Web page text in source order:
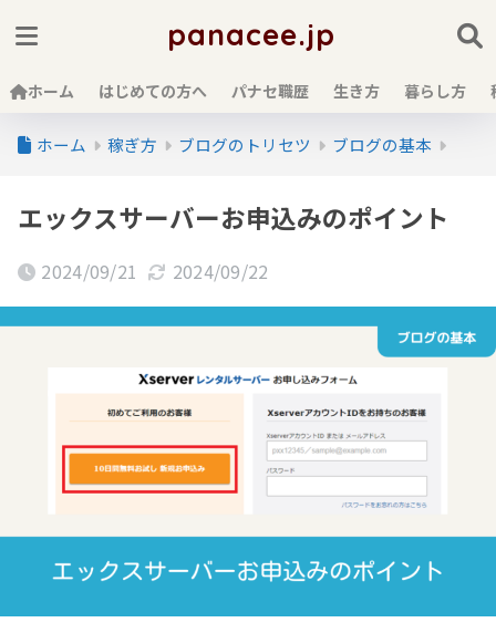
panacee.jp
ホーム はじめての方へ パナセ職歴 生き方 暮らし方
ホーム 稼ぎ方 ブログのトリセツ ブログの基本
エックスサーバーお申込みのポイント
2024/09/21 2024/09/22